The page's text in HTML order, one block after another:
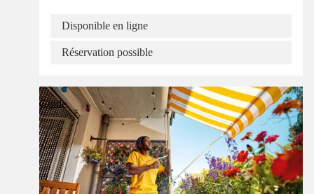
Disponible en ligne
Réservation possible
Guide